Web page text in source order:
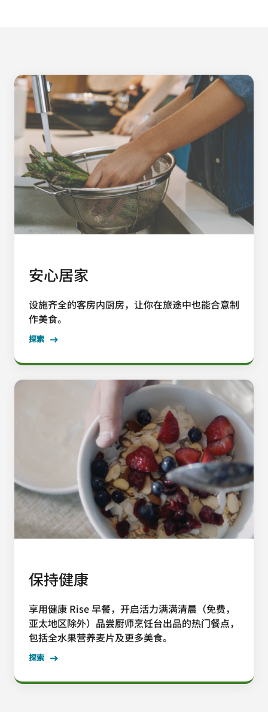
安心居家
设施齐全的客房内厨房，让你在旅途中也能合意制
作美食。
探索
保持健康
享用健康 Rise 早餐，开启活力满满清晨（免费，
亚太地区除外）品尝厨师烹饪台出品的热门餐点，
包括全水果营养麦片及更多美食。
探索